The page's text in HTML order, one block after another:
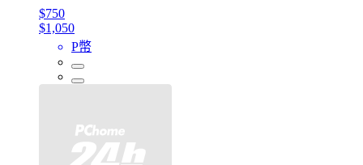
$750
$1,050
P幣